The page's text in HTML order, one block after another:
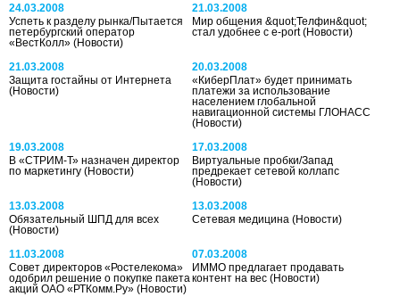
24.03.2008
Успеть к разделу рынка/Пытается
петербургский оператор
«ВестКолл» (Новости)
21.03.2008
Мир общения &quot;Телфин&quot;
стал удобнее с e-port(Новости)
21.03.2008
Защита гостайны от Интернета
(Новости)
20.03.2008
«КиберПлат» будет принимать
платежи за использование
населением глобальной
навигационной системы ГЛОНАСС
(Новости)
19.03.2008
В «СТРИМ-Т» назначен директор
по маркетингу (Новости)
17.03.2008
Виртуальные пробки/Запад
предрекает сетевой коллапс
(Новости)
13.03.2008
Обязательный ШПД для всех
(Новости)
13.03.2008
Сетевая медицина(Новости)
11.03.2008
Cовет директоров «Ростелекома»
одобрил решение о покупке пакета
акций ОАО «РТКомм.Ру» (Новости)
07.03.2008
ИММО предлагает продавать
контент на вес(Новости)